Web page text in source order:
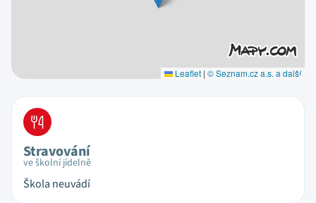
Leaflet | © Seznam.cz a.s. a další
Stravování
ve školní jídelně
Škola neuvádí